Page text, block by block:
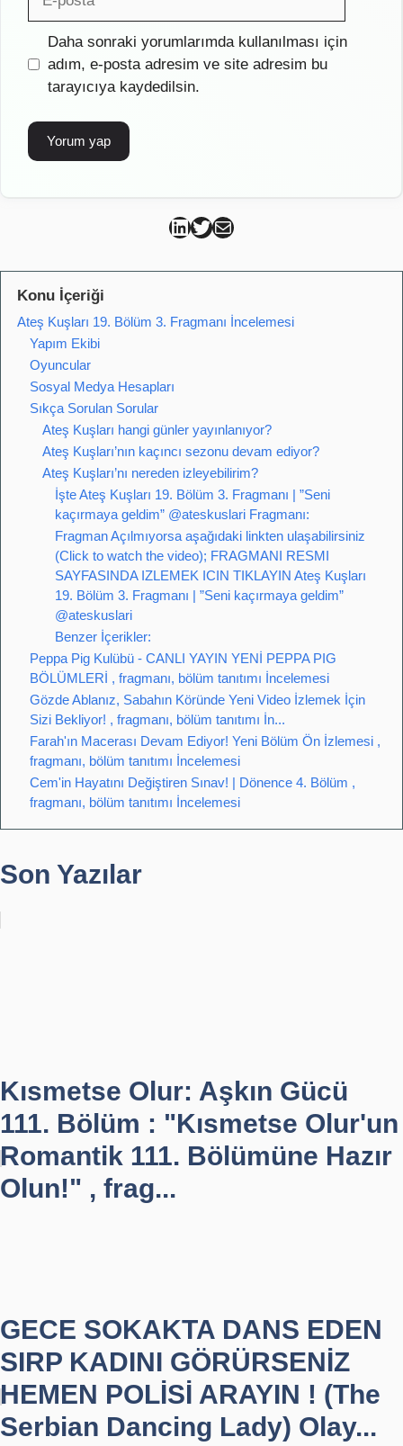
posta
İnternet
sitesi
Daha sonraki yorumlarımda kullanılması için
adım, e-posta adresim ve site adresim bu
tarayıcıya kaydedilsin.
Can Kütahya Linkedin
Can Kütahya Twitter
Can Kütahya Mail
Konu İçeriği
Ateş Kuşları 19. Bölüm 3. Fragmanı İncelemesi
Yapım Ekibi
Oyuncular
Sosyal Medya Hesapları
Sıkça Sorulan Sorular
Ateş Kuşları hangi günler yayınlanıyor?
Ateş Kuşları’nın kaçıncı sezonu devam ediyor?
Ateş Kuşları’nı nereden izleyebilirim?
İşte Ateş Kuşları 19. Bölüm 3. Fragmanı | ”Seni
kaçırmaya geldim” @ateskuslari Fragmanı:
Fragman Açılmıyorsa aşağıdaki linkten ulaşabilirsiniz
(Click to watch the video); FRAGMANI RESMI
SAYFASINDA IZLEMEK ICIN TIKLAYIN Ateş Kuşları
19. Bölüm 3. Fragmanı | ”Seni kaçırmaya geldim”
@ateskuslari
Benzer İçerikler:
Peppa Pig Kulübü - CANLI YAYIN YENİ PEPPA PIG
BÖLÜMLERİ , fragmanı, bölüm tanıtımı İncelemesi
Gözde Ablanız, Sabahın Köründe Yeni Video İzlemek İçin
Sizi Bekliyor! , fragmanı, bölüm tanıtımı İn...
Farah'ın Macerası Devam Ediyor! Yeni Bölüm Ön İzlemesi ,
fragmanı, bölüm tanıtımı İncelemesi
Cem'in Hayatını Değiştiren Sınav! | Dönence 4. Bölüm ,
fragmanı, bölüm tanıtımı İncelemesi
Son Yazılar
Kısmetse Olur: Aşkın Gücü
111. Bölüm : "Kısmetse Olur'un
Romantik 111. Bölümüne Hazır
Olun!" , frag...
GECE SOKAKTA DANS EDEN
SIRP KADINI GÖRÜRSENİZ
HEMEN POLİSİ ARAYIN ! (The
Serbian Dancing Lady) Olay...